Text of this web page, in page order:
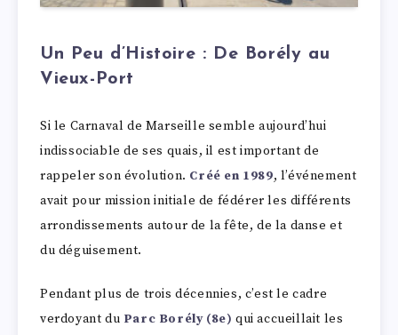
Un Peu d’Histoire : De Borély au
Vieux-Port
Si le Carnaval de Marseille semble aujourd’hui
indissociable de ses quais, il est important de
rappeler son évolution. Créé en 1989, l’événement
avait pour mission initiale de fédérer les différents
arrondissements autour de la fête, de la danse et
du déguisement.
Pendant plus de trois décennies, c’est le cadre
verdoyant du Parc Borély (8e) qui accueillait les